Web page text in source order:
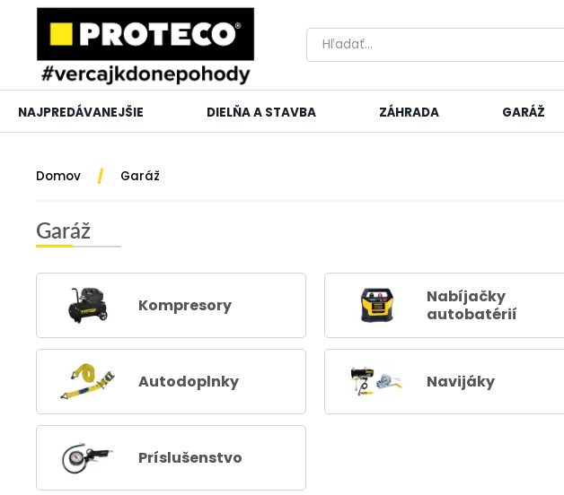
NAJPREDÁVANEJŠIE DIELŇA A STAVBA ZÁHRADA GARÁŽ
Domov / Garáž
Garáž
Kompresory
Nabíjačky
autobatérií
Autodoplnky Navijáky
Príslušenstvo